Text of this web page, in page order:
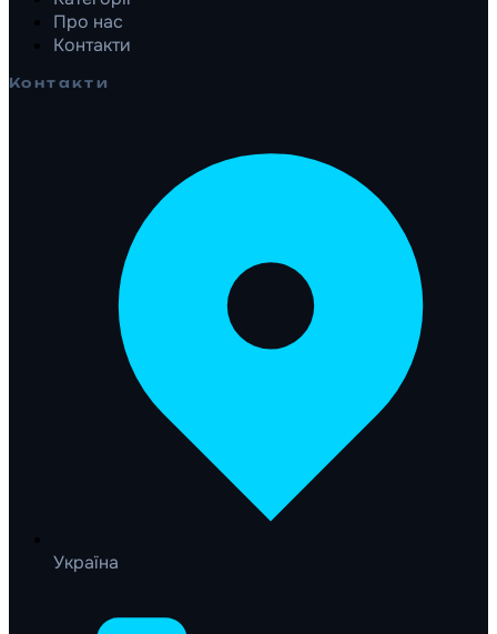
Про нас
Контакти
Контакти
Україна